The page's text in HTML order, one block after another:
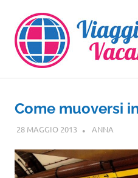
contenuto
Come muoversi
28 MAGGIO 2013 ANNA